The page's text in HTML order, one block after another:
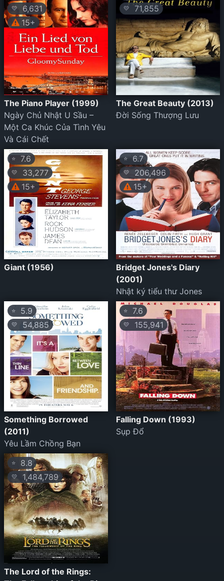
💛
6,631
15+
The Piano Player (1999)
Ngày Chủ Nhật U Sầu –
Một Ca Khúc Của Tình Yêu
Và Cái Chết
💛 71,855
The Great Beauty (2013)
Đời Sống Thượng Lưu
⭐ 7.6
💛
33,277
15+
Giant (1956)
⭐ 6.7
💛
206,496
15+
Bridget Jones's Diary
(2001)
Nhật ký tiểu thư Jones
⭐ 5.9
💛 54,885
Something Borrowed
(2011)
Yêu Lầm Chồng Bạn
⭐ 7.6
💛 155,941
Falling Down (1993)
Sụp Đổ
⭐ 8.8
💛 1,484,789
The Lord of the Rings: